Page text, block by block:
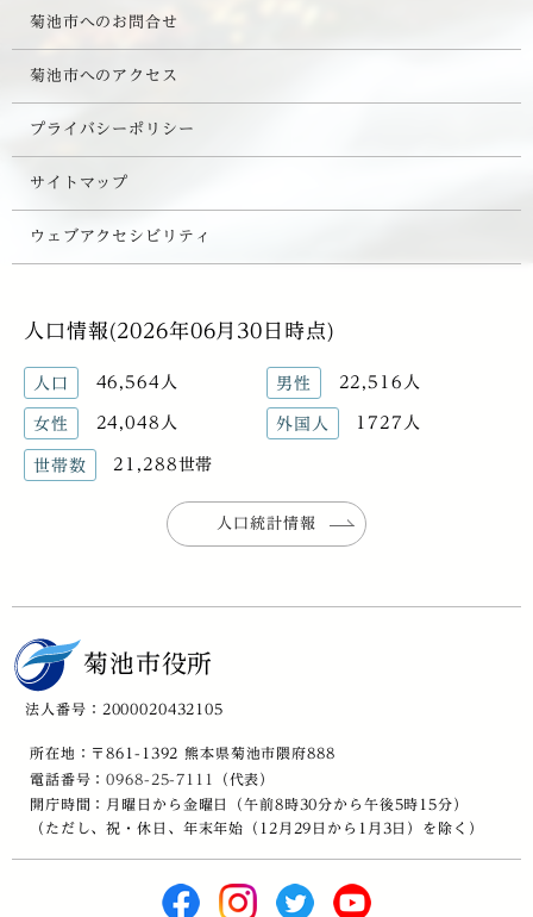
菊池市へのお問合せ
菊池市へのアクセス
プライバシーポリシー
サイトマップ
ウェブアクセシビリティ
人口情報(2026年06月30日時点)
人口 46,564人 男性 22,516人
女性 24,048人 外国人 1727人
世帯数 21,288世帯
人口統計情報
菊池市役所
法人番号：2000020432105
所在地：〒861-1392 熊本県菊池市隈府888
電話番号：0968-25-7111
（代表）
開庁時間：月曜日から金曜日（午前8時30分から午後5時15分）
（ただし、祝・休日、年末年始（12月29日から1月3日）を除く）